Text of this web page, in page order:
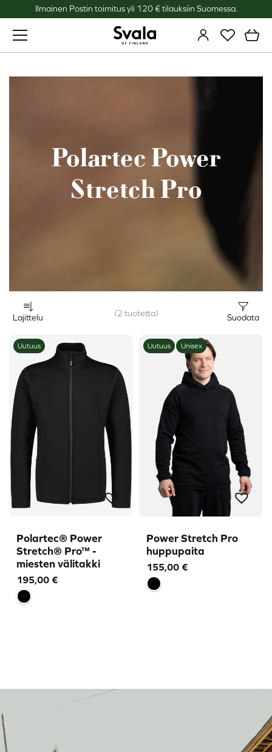
Ilmainen Postin toimitus yli 120 € tilauksiin Suomessa.
Polartec Power
Stretch Pro
Lajittelu (2 tuotetta) Suodata
Uutuus
Polartec® Power
Stretch® Pro™ -
miesten välitakki
195,00 €
Uutuus Unisex
Power Stretch Pro
huppupaita
155,00 €